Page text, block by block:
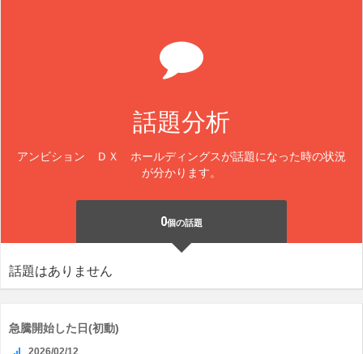
話題分析
アンビション ＤＸ ホールディングスが話題になった時の状況
が分かります。
0個の話題
話題はありません
急騰開始した日(初動)
2026/02/12